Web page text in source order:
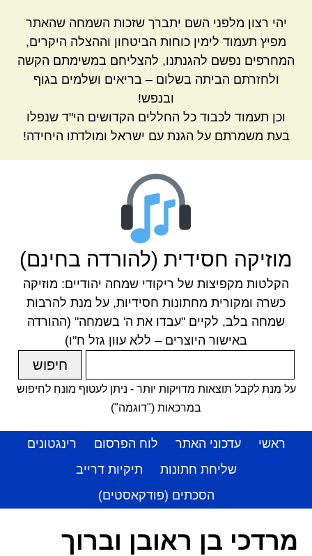
יהי רצון מלפני השם יתברך שזכות השמחה שהאתר
מפיץ תעמוד לימין כוחות הביטחון וההצלה היקרים,
המחרפים נפשם להגנתנו, להצליחם במשימתם הקשה
ולחזרתם הביתה בשלום – בריאים ושלמים בגוף
ובנפש!
וכן תעמוד לכבוד כל החללים הקדושים הי"ד שנפלו
בעת משמרתם על הגנת עם ישראל ומולדתו היחידה!
מוזיקה חסידית (להורדה בחינם)
הקלטות מקפיצות של ריקודי שמחה יהודיים: מוזיקה
כשרה ומקורית מחתונות חסידיות, על מנת להרבות
שמחה בלב, לקיים "עבדו את ה' בשמחה" (ההורדה
באישור היוצרים – ללא עוון גזל ח"ו)
על מנת לקבל תוצאות מדויקות יותר - ניתן לעטוף מונח לחיפוש
במרכאות ("דוגמה")
ראשי עדכוני האתר לוח הפרסום
רינגטונים
שליחת חתונות
תיקיות דרייב
הסכתים (פודקאסטים)
מרדכי בן ראובן וברוך